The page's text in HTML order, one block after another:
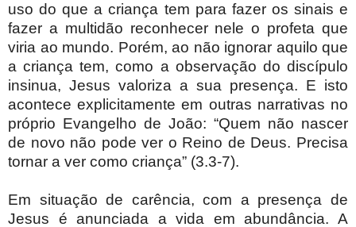
uso do que a criança tem para fazer os sinais e
fazer a multidão reconhecer nele o profeta que
viria ao mundo. Porém, ao não ignorar aquilo que
a criança tem, como a observação do discípulo
insinua, Jesus valoriza a sua presença. E isto
acontece explicitamente em outras narrativas no
próprio Evangelho de João: “Quem não nascer
de novo não pode ver o Reino de Deus. Precisa
tornar a ver como criança” (3.3-7).
Em situação de carência, com a presença de
Jesus é anunciada a vida em abundância. A